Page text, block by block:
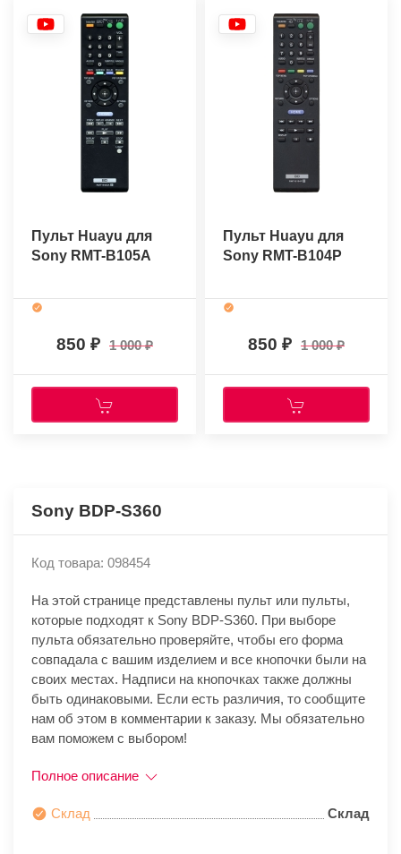
Пульт Huayu для
Sony RMT-B105A
850 1 000
Пульт Huayu для
Sony RMT-B104P
850 1 000
Sony BDP-S360
Код товара: 098454
На этой странице представлены пульт или пульты,
которые подходят к Sony BDP-S360. При выборе
пульта обязательно проверяйте, чтобы его форма
совпадала с вашим изделием и все кнопочки были на
своих местах. Надписи на кнопочках также должны
быть одинаковыми. Если есть различия, то сообщите
нам об этом в комментарии к заказу. Мы обязательно
вам поможем с выбором!
Полное описание
Склад Склад